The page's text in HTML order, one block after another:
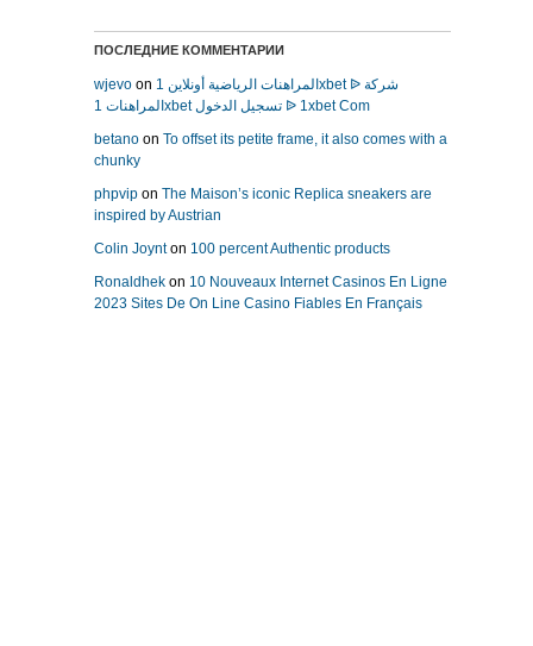
ПОСЛЕДНИЕ КОММЕНТАРИИ
wjevo on المراهنات الرياضية أونلاين 1xbet ᐉ شركة
المراهنات 1xbet تسجيل الدخول ᐉ 1xbet Com
betano on To offset its petite frame, it also comes with a
chunky
phpvip on The Maison’s iconic Replica sneakers are
inspired by Austrian
Colin Joynton 100 percent Authentic products
Ronaldhek on 10 Nouveaux Internet Casinos En Ligne
2023 Sites De On Line Casino Fiables En Français